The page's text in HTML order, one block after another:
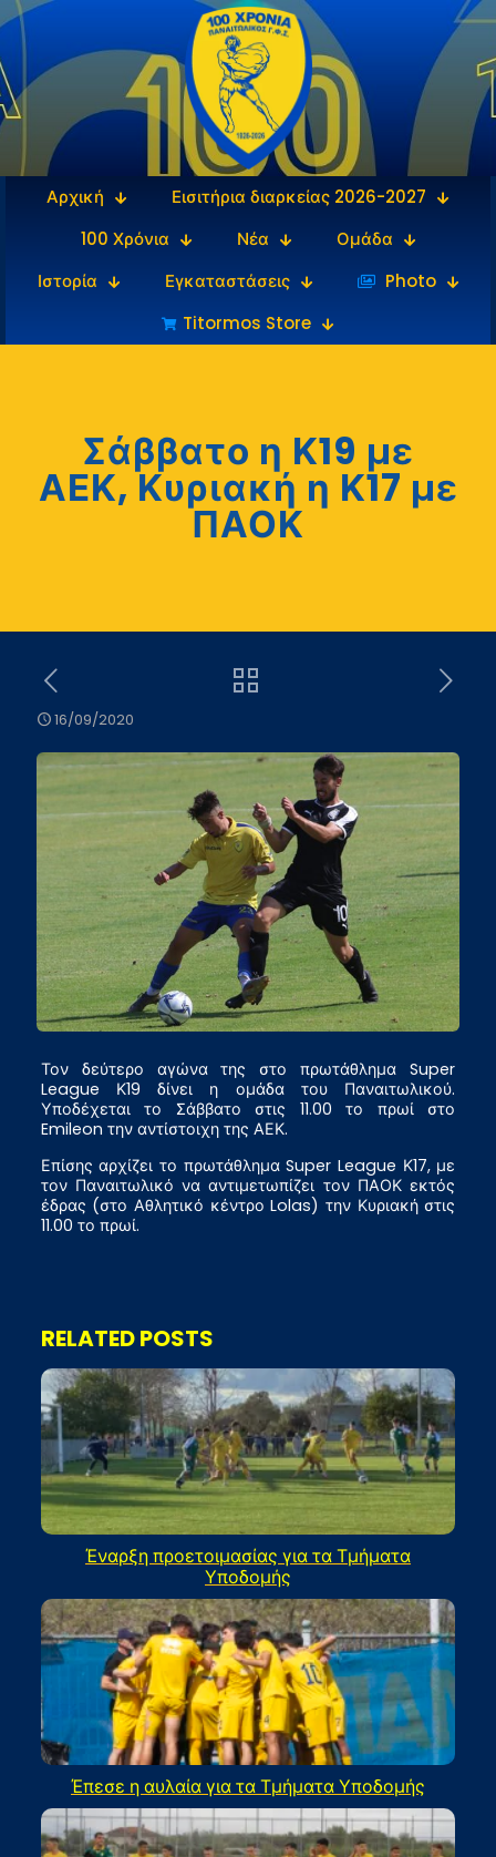
Αρχική
Εισιτήρια διαρκείας 2026-2027
100 Χρόνια
Νέα
Ομάδα
Ιστορία
Εγκαταστάσεις
‎‏‏‎ ‎Photo
Titormos Store
Σάββατο η Κ19 με
ΑΕΚ, Κυριακή η Κ17 με
ΠΑΟΚ
16/09/2020
Τον δεύτερο αγώνα της στο πρωτάθλημα Super
League Κ19 δίνει η ομάδα του Παναιτωλικού.
Υποδέχεται το Σάββατο στις 11.00 το πρωί στο
Emileon την αντίστοιχη της ΑΕΚ.
Επίσης αρχίζει το πρωτάθλημα Super League Κ17, με
τον Παναιτωλικό να αντιμετωπίζει τον ΠΑΟΚ εκτός
έδρας (στο Αθλητικό κέντρο Lolas) την Κυριακή στις
11.00 το πρωί.
RELATED POSTS
Έναρξη προετοιμασίας για τα Τμήματα
Υποδομής
Έπεσε η αυλαία για τα Τμήματα Υποδομής